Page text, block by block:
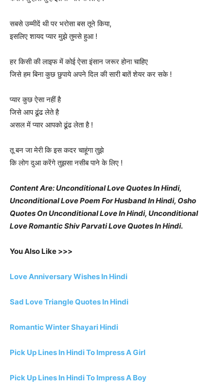
सबसे उम्मीदें थी पर भरोसा बस तूने किया,
इसलिए शायद प्यार मुझे तुमसे हुआ !
हर किसी की लाइफ में कोई ऐसा इंसान जरूर होना चाहिए
जिसे हम बिना कुछ छुपाये अपने दिल की सारी बातें शेयर कर सके !
प्यार कुछ ऐसा नहीं है
जिसे आप ढूंढ लेते है
असल में प्यार आपको ढूंढ लेता है !
तू बन जा मेरी कि इस कदर चाहूंगा तुझे
कि लोग दुआ करेंगे तुझसा नसीब पाने के लिए !
Content Are: Unconditional Love Quotes In Hindi,
Unconditional Love Poem For Husband In Hindi, Osho
Quotes On Unconditional Love In Hindi, Unconditional
Love Romantic Shiv Parvati Love Quotes In Hindi.
You Also Like >>>
Love Anniversary Wishes In Hindi
Sad Love Triangle Quotes In Hindi
Romantic Winter Shayari Hindi
Pick Up Lines In Hindi To Impress A Girl
Pick Up Lines In Hindi To Impress A Boy